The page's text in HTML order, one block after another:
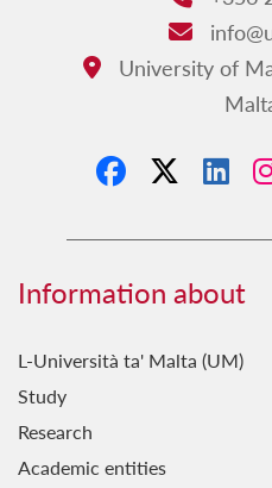
FestaStorja
Fuq il-Passi ta' Vassalli
Ħamsa u Għoxrin
Hekk Nafu
Ħsieb il-Patrimonju
Għal Fejn Illejla?
Għawdxin
Email:
Address:
University of
Information about
L-Università ta' Malta (UM)
Study
Research
Academic entities